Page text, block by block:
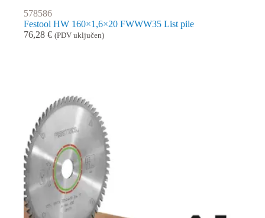
578586
Festool HW 160×1,6×20 FWWW35 List pile
76,28 € (PDV uključen)